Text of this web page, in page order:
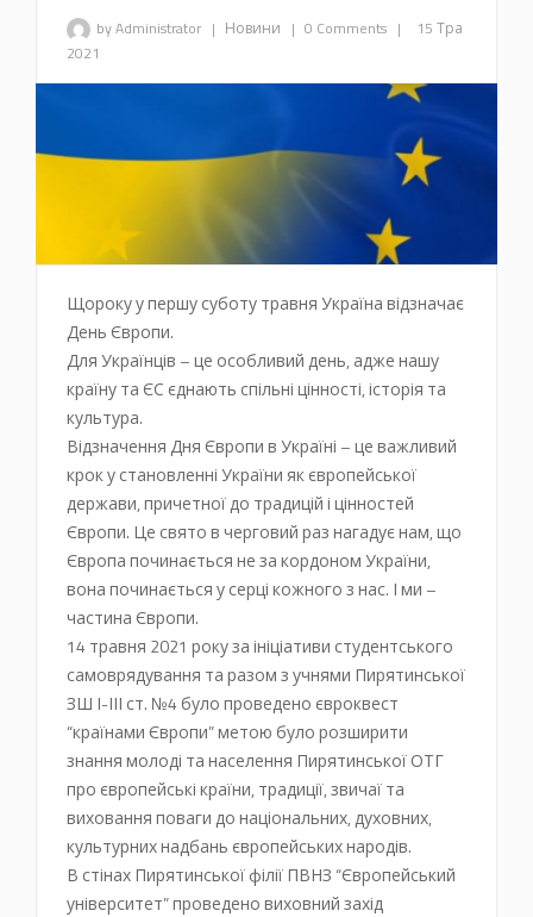
by Administrator | Новини | 0 Comments |
15 Тра
2021
Щороку у першу суботу травня Україна відзначає
День Європи.
Для Українців – це особливий день, адже нашу
країну та ЄС єднають спільні цінності, історія та
культура.
Відзначення Дня Європи в Україні – це важливий
крок у становленні України як європейської
держави, причетної до традицій і цінностей
Європи. Це свято в черговий раз нагадує нам, що
Європа починається не за кордоном України,
вона починається у серці кожного з нас. І ми –
частина Європи.
14 травня 2021 року за ініціативи студентського
самоврядування та разом з учнями Пирятинської
ЗШ І-ІІІ ст. №4 було проведено євроквест
“країнами Європи” метою було розширити
знання молоді та населення Пирятинської ОТГ
про європейські країни, традиції, звичаї та
виховання поваги до національних, духовних,
культурних надбань європейських народів.
В стінах Пирятинської філії ПВНЗ “Європейський
університет” проведено виховний захід